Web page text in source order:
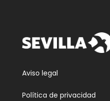
Aviso legal
Política de privacidad